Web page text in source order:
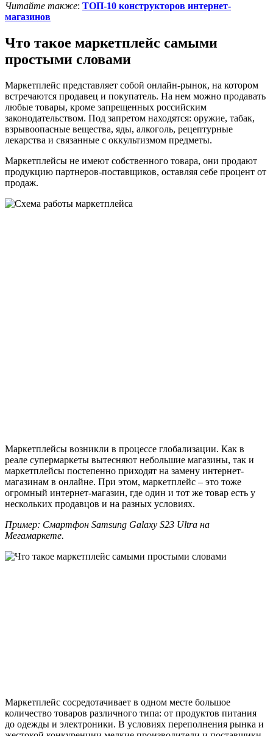
Читайте также: ТОП-10 конструкторов интернет-
магазинов
Что такое маркетплейс самыми
простыми словами
Маркетплейс представляет собой онлайн-рынок, на котором
встречаются продавец и покупатель. На нем можно продавать
любые товары, кроме запрещенных российским
законодательством. Под запретом находятся: оружие, табак,
взрывоопасные вещества, яды, алкоголь, рецептурные
лекарства и связанные с оккультизмом предметы.
Маркетплейсы не имеют собственного товара, они продают
продукцию партнеров-поставщиков, оставляя себе процент от
продаж.
Маркетплейсы возникли в процессе глобализации. Как в
реале супермаркеты вытесняют небольшие магазины, так и
маркетплейсы постепенно приходят на замену интернет-
магазинам в онлайне. При этом, маркетплейс – это тоже
огромный интернет-магазин, где один и тот же товар есть у
нескольких продавцов и на разных условиях.
Пример: Смартфон Samsung Galaxy S23 Ultra на
Мегамаркете.
Маркетплейс сосредотачивает в одном месте большое
количество товаров различного типа: от продуктов питания
до одежды и электроники. В условиях переполнения рынка и